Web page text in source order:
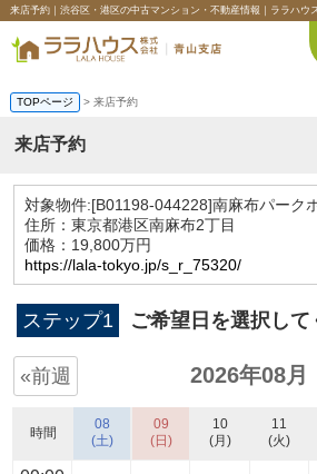
来店予約｜渋谷区・港区の中古マンション・不動産情報｜ララハウ
TOPページ > 来店予約
来店予約
対象物件:[B01198-044228]南麻布パーク
住所：東京都港区南麻布2丁目
価格：19,800万円
https://lala-tokyo.jp/s_r_75320/
ステップ1 ご希望日を選択して
«前週 2026年08月
時間
08
(土)
09
(日)
10
(月)
11
(火)